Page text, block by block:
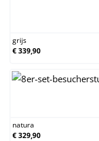
grijs
€ 339,90
natura
€ 329,90